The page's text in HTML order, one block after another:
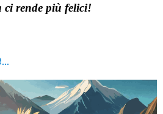
ci rende più felici!